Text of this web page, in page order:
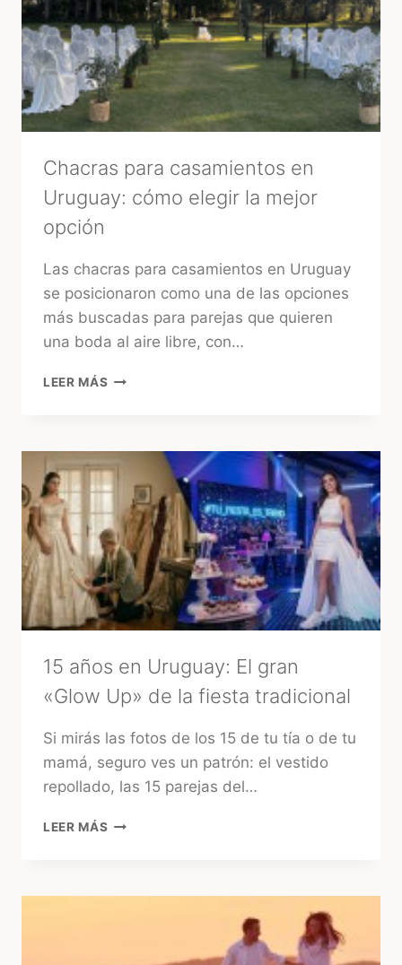
PROVEEDORES
CONFIABLES
EN
URUGUAY
Chacras para casamientos en
Uruguay: cómo elegir la mejor
opción
Las chacras para casamientos en Uruguay
se posicionaron como una de las opciones
más buscadas para parejas que quieren
una boda al aire libre, con…
LEER MÁS CHACRAS
URUGUAY:
CÓMO
ELEGIR
LA
MEJOR
OPCIÓN
15 años en Uruguay: El gran
«Glow Up» de la fiesta tradicional
Si mirás las fotos de los 15 de tu tía o de tu
mamá, seguro ves un patrón: el vestido
repollado, las 15 parejas del…
LEER MÁS
EL